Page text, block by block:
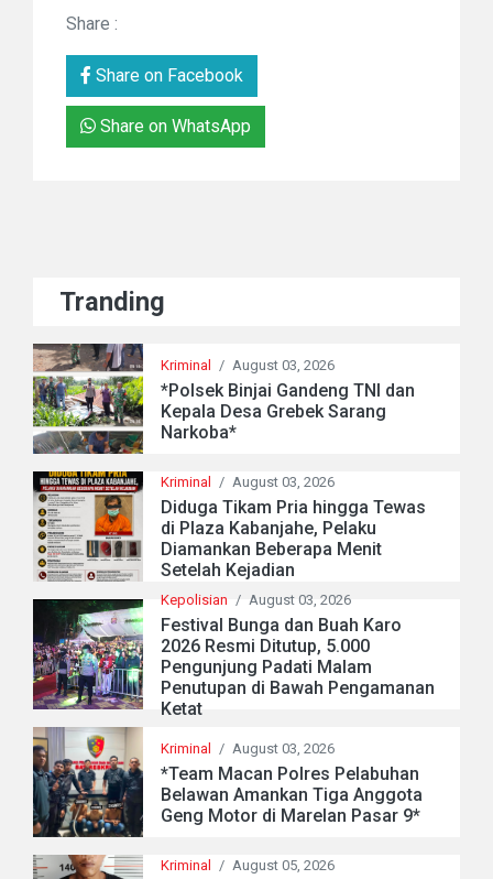
Share :
Share on Facebook
Share on WhatsApp
Tranding
Kriminal / August 03, 2026
*Polsek Binjai Gandeng TNI dan
Kepala Desa Grebek Sarang
Narkoba*
Kriminal / August 03, 2026
Diduga Tikam Pria hingga Tewas
di Plaza Kabanjahe, Pelaku
Diamankan Beberapa Menit
Setelah Kejadian
Kepolisian / August 03, 2026
Festival Bunga dan Buah Karo
2026 Resmi Ditutup, 5.000
Pengunjung Padati Malam
Penutupan di Bawah Pengamanan
Ketat
Kriminal / August 03, 2026
*Team Macan Polres Pelabuhan
Belawan Amankan Tiga Anggota
Geng Motor di Marelan Pasar 9*
Kriminal / August 05, 2026